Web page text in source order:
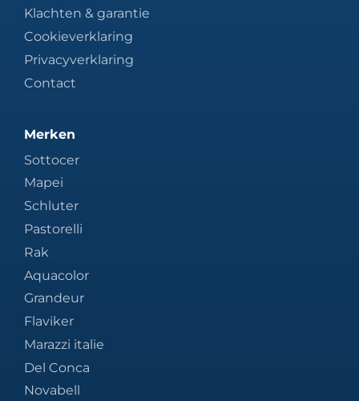
Klachten & garantie
Cookieverklaring
Privacyverklaring
Contact
Merken
Sottocer
Mapei
Schluter
Pastorelli
Rak
Aquacolor
Grandeur
Flaviker
Marazzi italie
Del Conca
Novabell